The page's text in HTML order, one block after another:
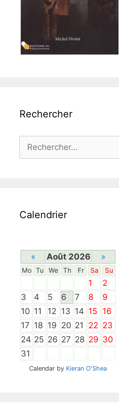
Rechercher
Rechercher :
Calendrier
« Août 2026 »
Mo Tu We Th Fr Sa Su
1
2
3
4 5 6 7 8
9
10 11 12 13 14 15 16
17 18 19 20 21 22 23
24 25 26 27 28 29 30
31
Calendar by Kieran O'Shea